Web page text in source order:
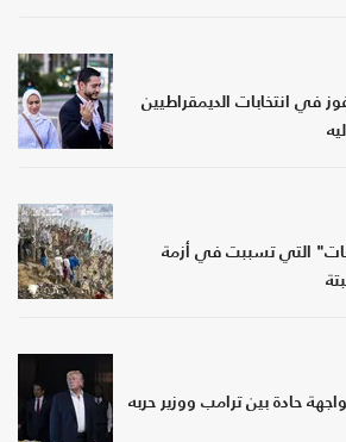
في انتخابات الديمقراطيين
التي تسببت في أزمة
حادة بين ترامب ووزير حربه